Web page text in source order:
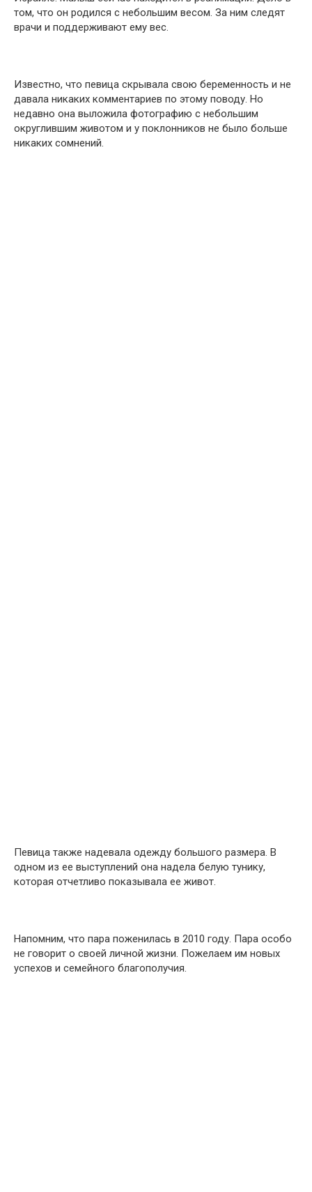
том, что он родился с небольшим весом. За ним следят
врачи и поддерживают ему вес.
Известно, что певица скрывала свою беременность и не
давала никаких комментариев по этому поводу. Но
недавно она выложила фотографию с небольшим
округлившим животом и у поклонников не было больше
никаких сомнений.
Певица также надевала одежду большого размера. В
одном из ее выступлений она надела белую тунику,
которая отчетливо показывала ее живот.
Напомним, что пара поженилась в 2010 году. Пара особо
не говорит о своей личной жизни. Пожелаем им новых
успехов и семейного благополучия.